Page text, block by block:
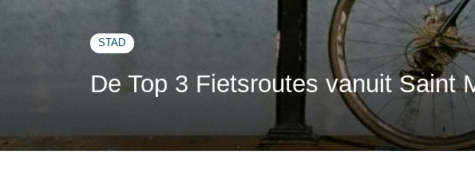
STAD
De Top 3 Fietsroutes vanuit Saint